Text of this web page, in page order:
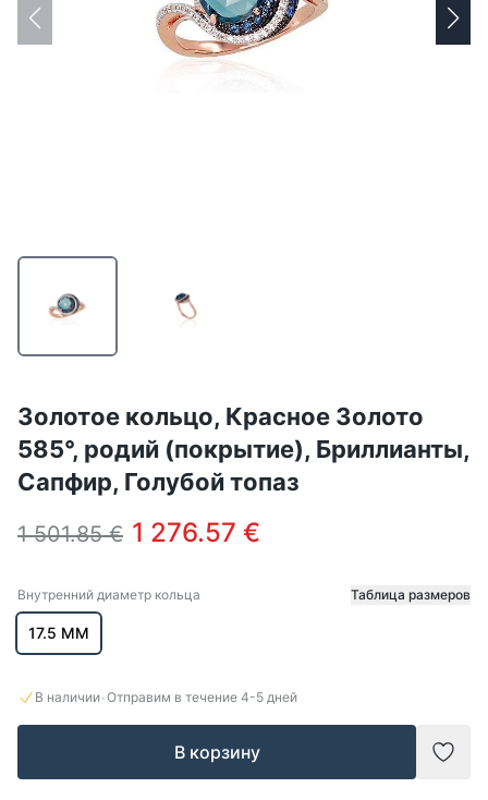
Золотое кольцо, Красное Золото
585°, родий (покрытие), Бриллианты,
Сапфир, Голубой топаз
1 501.85 € 1 276.57 €
Внутренний диаметр кольца Таблица размеров
Внутренний диаметр кольца
17.5 ММ
В наличии·Отправим в течение 4-5 дней
В корзину